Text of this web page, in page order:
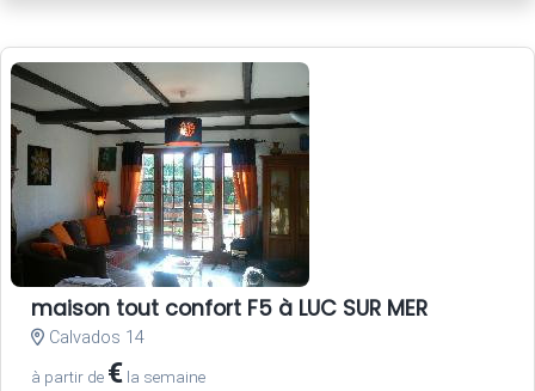
maison tout confort F5 à LUC SUR MER
Calvados 14
à partir de € la semaine